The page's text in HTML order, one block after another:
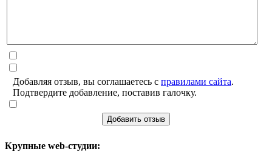
Добавляя отзыв, вы соглашаетесь с правилами сайта.
Подтвердите добавление, поставив галочку.
Добавить отзыв
Крупные web-студии: